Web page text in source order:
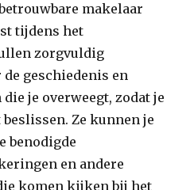
makelaar
tijdens het
zorgvuldig
geschiedenis en
je overweegt, zodat je
Ze kunnen je
benodigde
en andere
komen kijken bij het